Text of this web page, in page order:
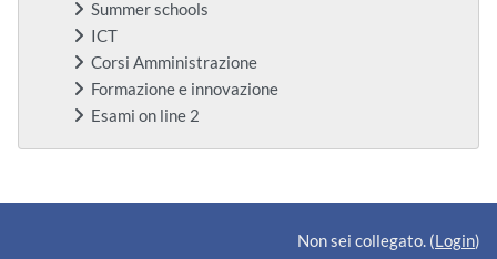
Summer schools
ICT
Corsi Amministrazione
Formazione e innovazione
Esami on line 2
Blocchi supplementari
Non sei collegato. (Login)